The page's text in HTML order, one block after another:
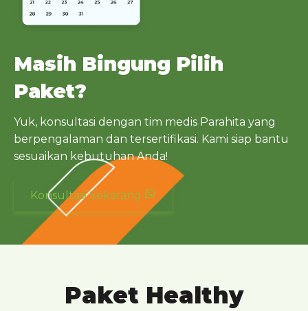
Masih Bingung Pilih
Paket?
Yuk, konsultasi dengan tim medis Parahita yang
berpengalaman dan tersertifikasi. Kami siap bantu
sesuaikan kebutuhan Anda!
Konsultasi Sekarang
Paket Healthy